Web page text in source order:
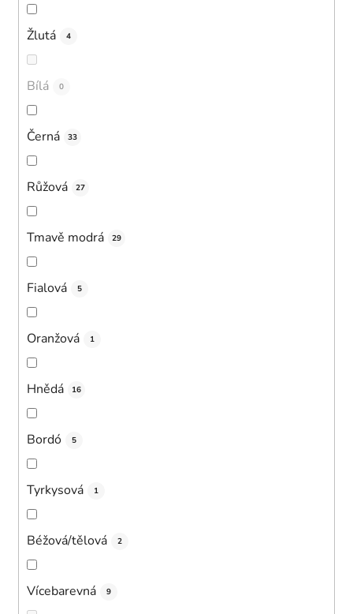
Žlutá 4
Bílá 0
Černá 33
Růžová 27
Tmavě modrá 29
Fialová 5
Oranžová 1
Hnědá 16
Bordó 5
Tyrkysová 1
Béžová/tělová 2
Vícebarevná 9